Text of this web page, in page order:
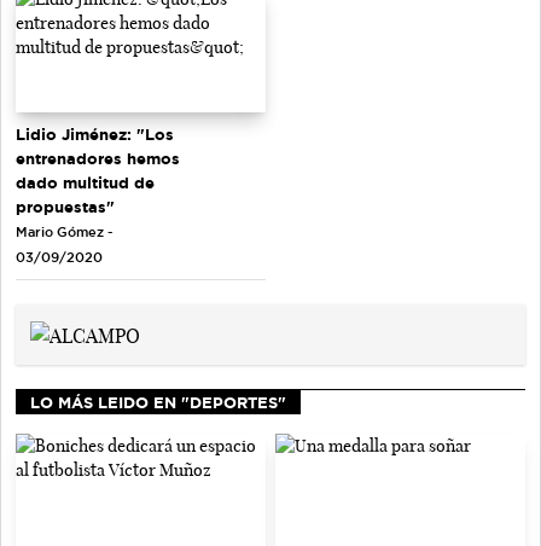
Lidio Jiménez: "Los
entrenadores hemos
dado multitud de
propuestas"
Mario Gómez -
03/09/2020
LO MÁS LEIDO EN "DEPORTES"